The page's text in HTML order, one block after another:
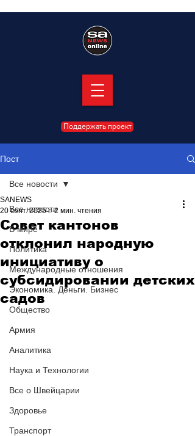
Поддержать проект
Пост
Все новости
В мире
Политика
Международные отношения
Экономика. Деньги. Бизнес
Общество
Армия
Аналитика
Наука и Технологии
Все о Швейцарии
Здоровье
Транспорт
Все новости
Совет кантонов
отклонил народную
инициативу о
субсидировании детских
садов
SANEWS
20 сент. 2025 г. 2 мин. чтения